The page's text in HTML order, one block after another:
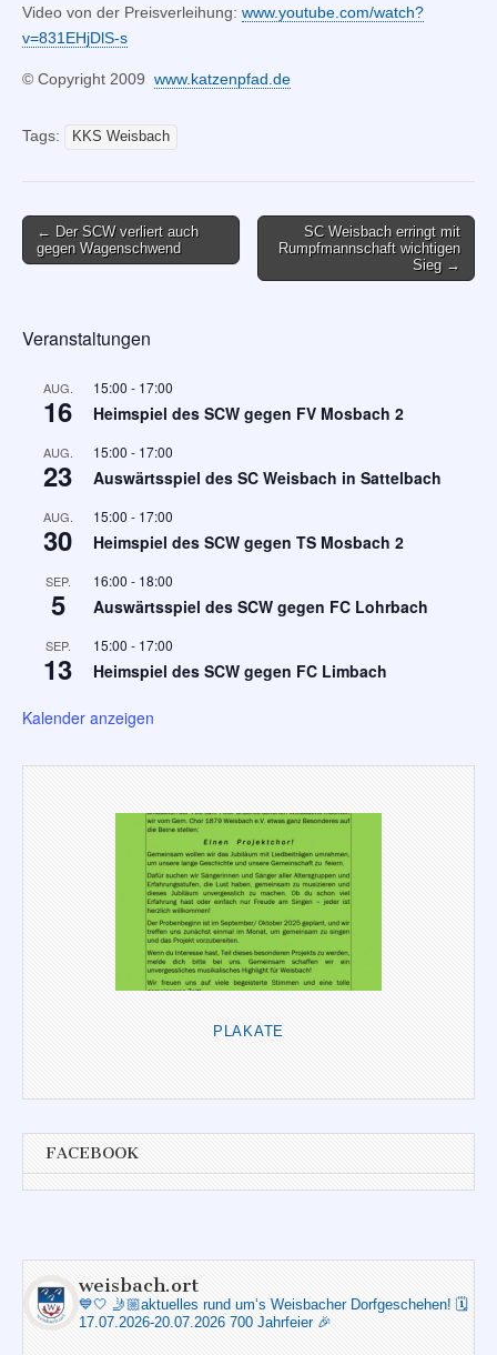
Video von der Preisverleihung: www.youtube.com/watch?
v=831EHjDlS-s
© Copyright 2009 www.katzenpfad.de
Tags: KKS Weisbach
Post
navigation
← Der SCW verliert auch
gegen Wagenschwend
SC Weisbach erringt mit
Rumpfmannschaft wichtigen
Sieg →
Veranstaltungen
AUG.
16
15:00 - 17:00
Heimspiel des SCW gegen FV Mosbach 2
AUG.
23
15:00 - 17:00
Auswärtsspiel des SC Weisbach in Sattelbach
AUG.
30
15:00 - 17:00
Heimspiel des SCW gegen TS Mosbach 2
SEP.
5
16:00 - 18:00
Auswärtsspiel des SCW gegen FC Lohrbach
SEP.
13
15:00 - 17:00
Heimspiel des SCW gegen FC Limbach
Kalender anzeigen
PLAKATE
FACEBOOK
weisbach.ort
💙🤍 🤳🏼aktuelles rund um‘s Weisbacher Dorfgeschehen! 🗓️
17.07.2026-20.07.2026 700 Jahrfeier 🎉